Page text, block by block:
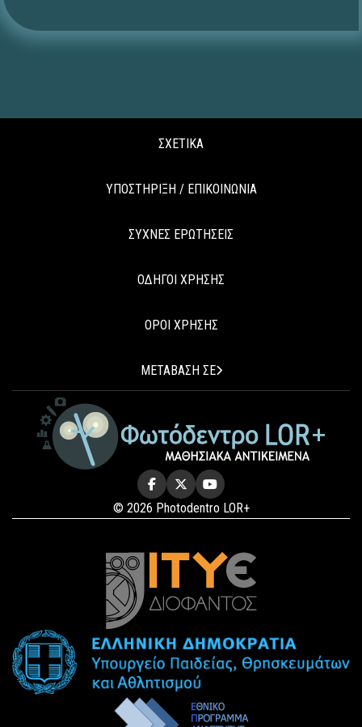
ΣΧΕΤΙΚΑ
ΥΠΟΣΤΗΡΙΞΗ / ΕΠΙΚΟΙΝΩΝΙΑ
ΣΥΧΝΕΣ ΕΡΩΤΗΣΕΙΣ
ΟΔΗΓΟΙ ΧΡΗΣΗΣ
ΟΡΟΙ ΧΡΗΣΗΣ
ΜΕΤΑΒΑΣΗ ΣΕ
© 2026 Photodentro LOR+